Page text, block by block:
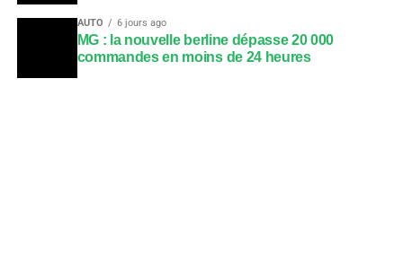
AUTO 6 jours ago
MG : la nouvelle berline dépasse 20 000
commandes en moins de 24 heures